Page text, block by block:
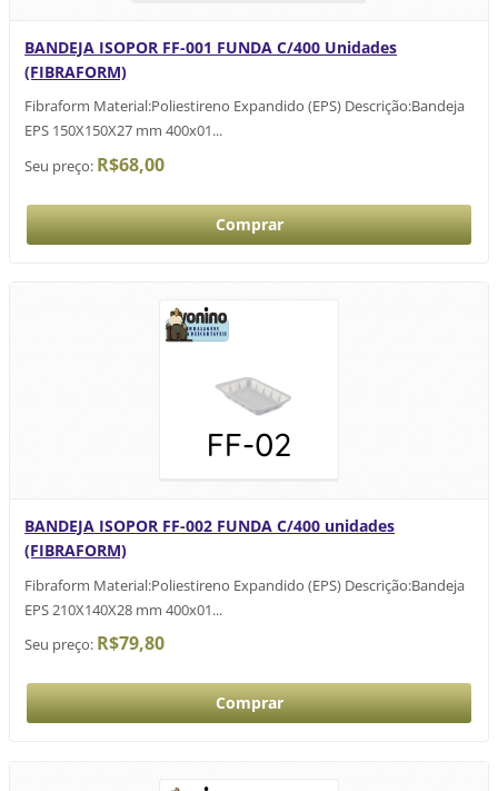
BANDEJA ISOPOR FF-001 FUNDA C/400 Unidades
(FIBRAFORM)
Fibraform Material:Poliestireno Expandido (EPS) Descrição:Bandeja
EPS 150X150X27 mm 400x01...
Seu preço: R$68,00
BANDEJA ISOPOR FF-002 FUNDA C/400 unidades
(FIBRAFORM)
Fibraform Material:Poliestireno Expandido (EPS) Descrição:Bandeja
EPS 210X140X28 mm 400x01...
Seu preço: R$79,80